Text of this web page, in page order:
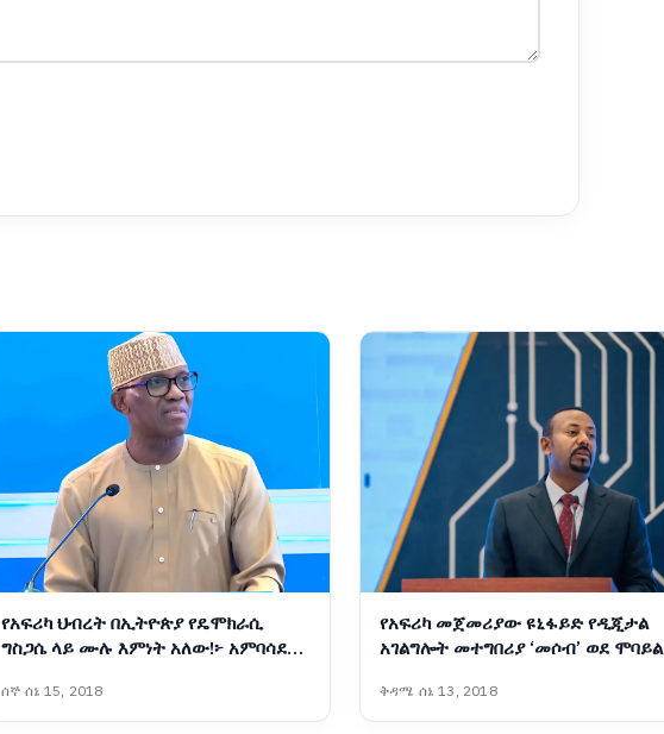
የአፍሪካ ህብረት በኢትዮጵያ የዴሞክራሲ
ግስጋሴ ላይ ሙሉ እምነት አለው!፦ አምባሳደር
ሰኞ ሰኔ 15, 2018
የአፍሪካ መጀመሪያው ዩኒፋይድ የዲጂታል
አገልግሎት መተግበሪያ ‘መሶብ’ ወደ ሞባይል
አሕመድ (ዶ/ር)
ቅዳሜ ሰኔ 13, 2018